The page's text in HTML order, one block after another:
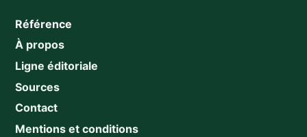
Référence
À propos
Ligne éditoriale
Sources
Contact
Mentions et conditions